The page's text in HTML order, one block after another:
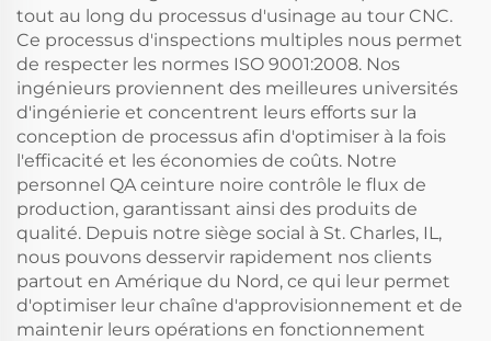
tout au long du processus d'usinage au tour CNC.
Ce processus d'inspections multiples nous permet
de respecter les normes ISO 9001:2008. Nos
ingénieurs proviennent des meilleures universités
d'ingénierie et concentrent leurs efforts sur la
conception de processus afin d'optimiser à la fois
l'efficacité et les économies de coûts. Notre
personnel QA ceinture noire contrôle le flux de
production, garantissant ainsi des produits de
qualité. Depuis notre siège social à St. Charles, IL,
nous pouvons desservir rapidement nos clients
partout en Amérique du Nord, ce qui leur permet
d'optimiser leur chaîne d'approvisionnement et de
maintenir leurs opérations en fonctionnement